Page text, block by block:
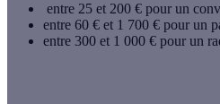
entre 25 et 200 € pour un
entre 60 € et 1 700 € pour un
entre 300 et 1 000 € pour un